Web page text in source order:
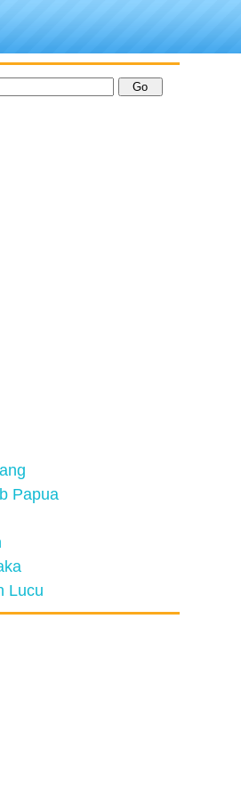
Papua
Lucu